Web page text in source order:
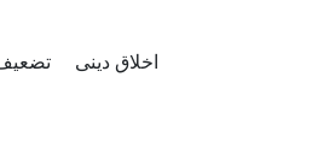
اخلاق دینی